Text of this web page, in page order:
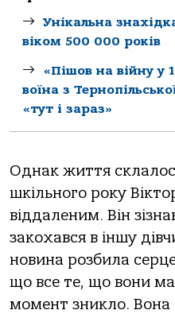
Унікальна
віком 500 000 років
«Пішов на війну у
воїна з
«тут і зараз»
Однак життя
шкільного року
віддаленим. Він
закохався в іншу
новина розбила
що все те, що вони
момент зникло.